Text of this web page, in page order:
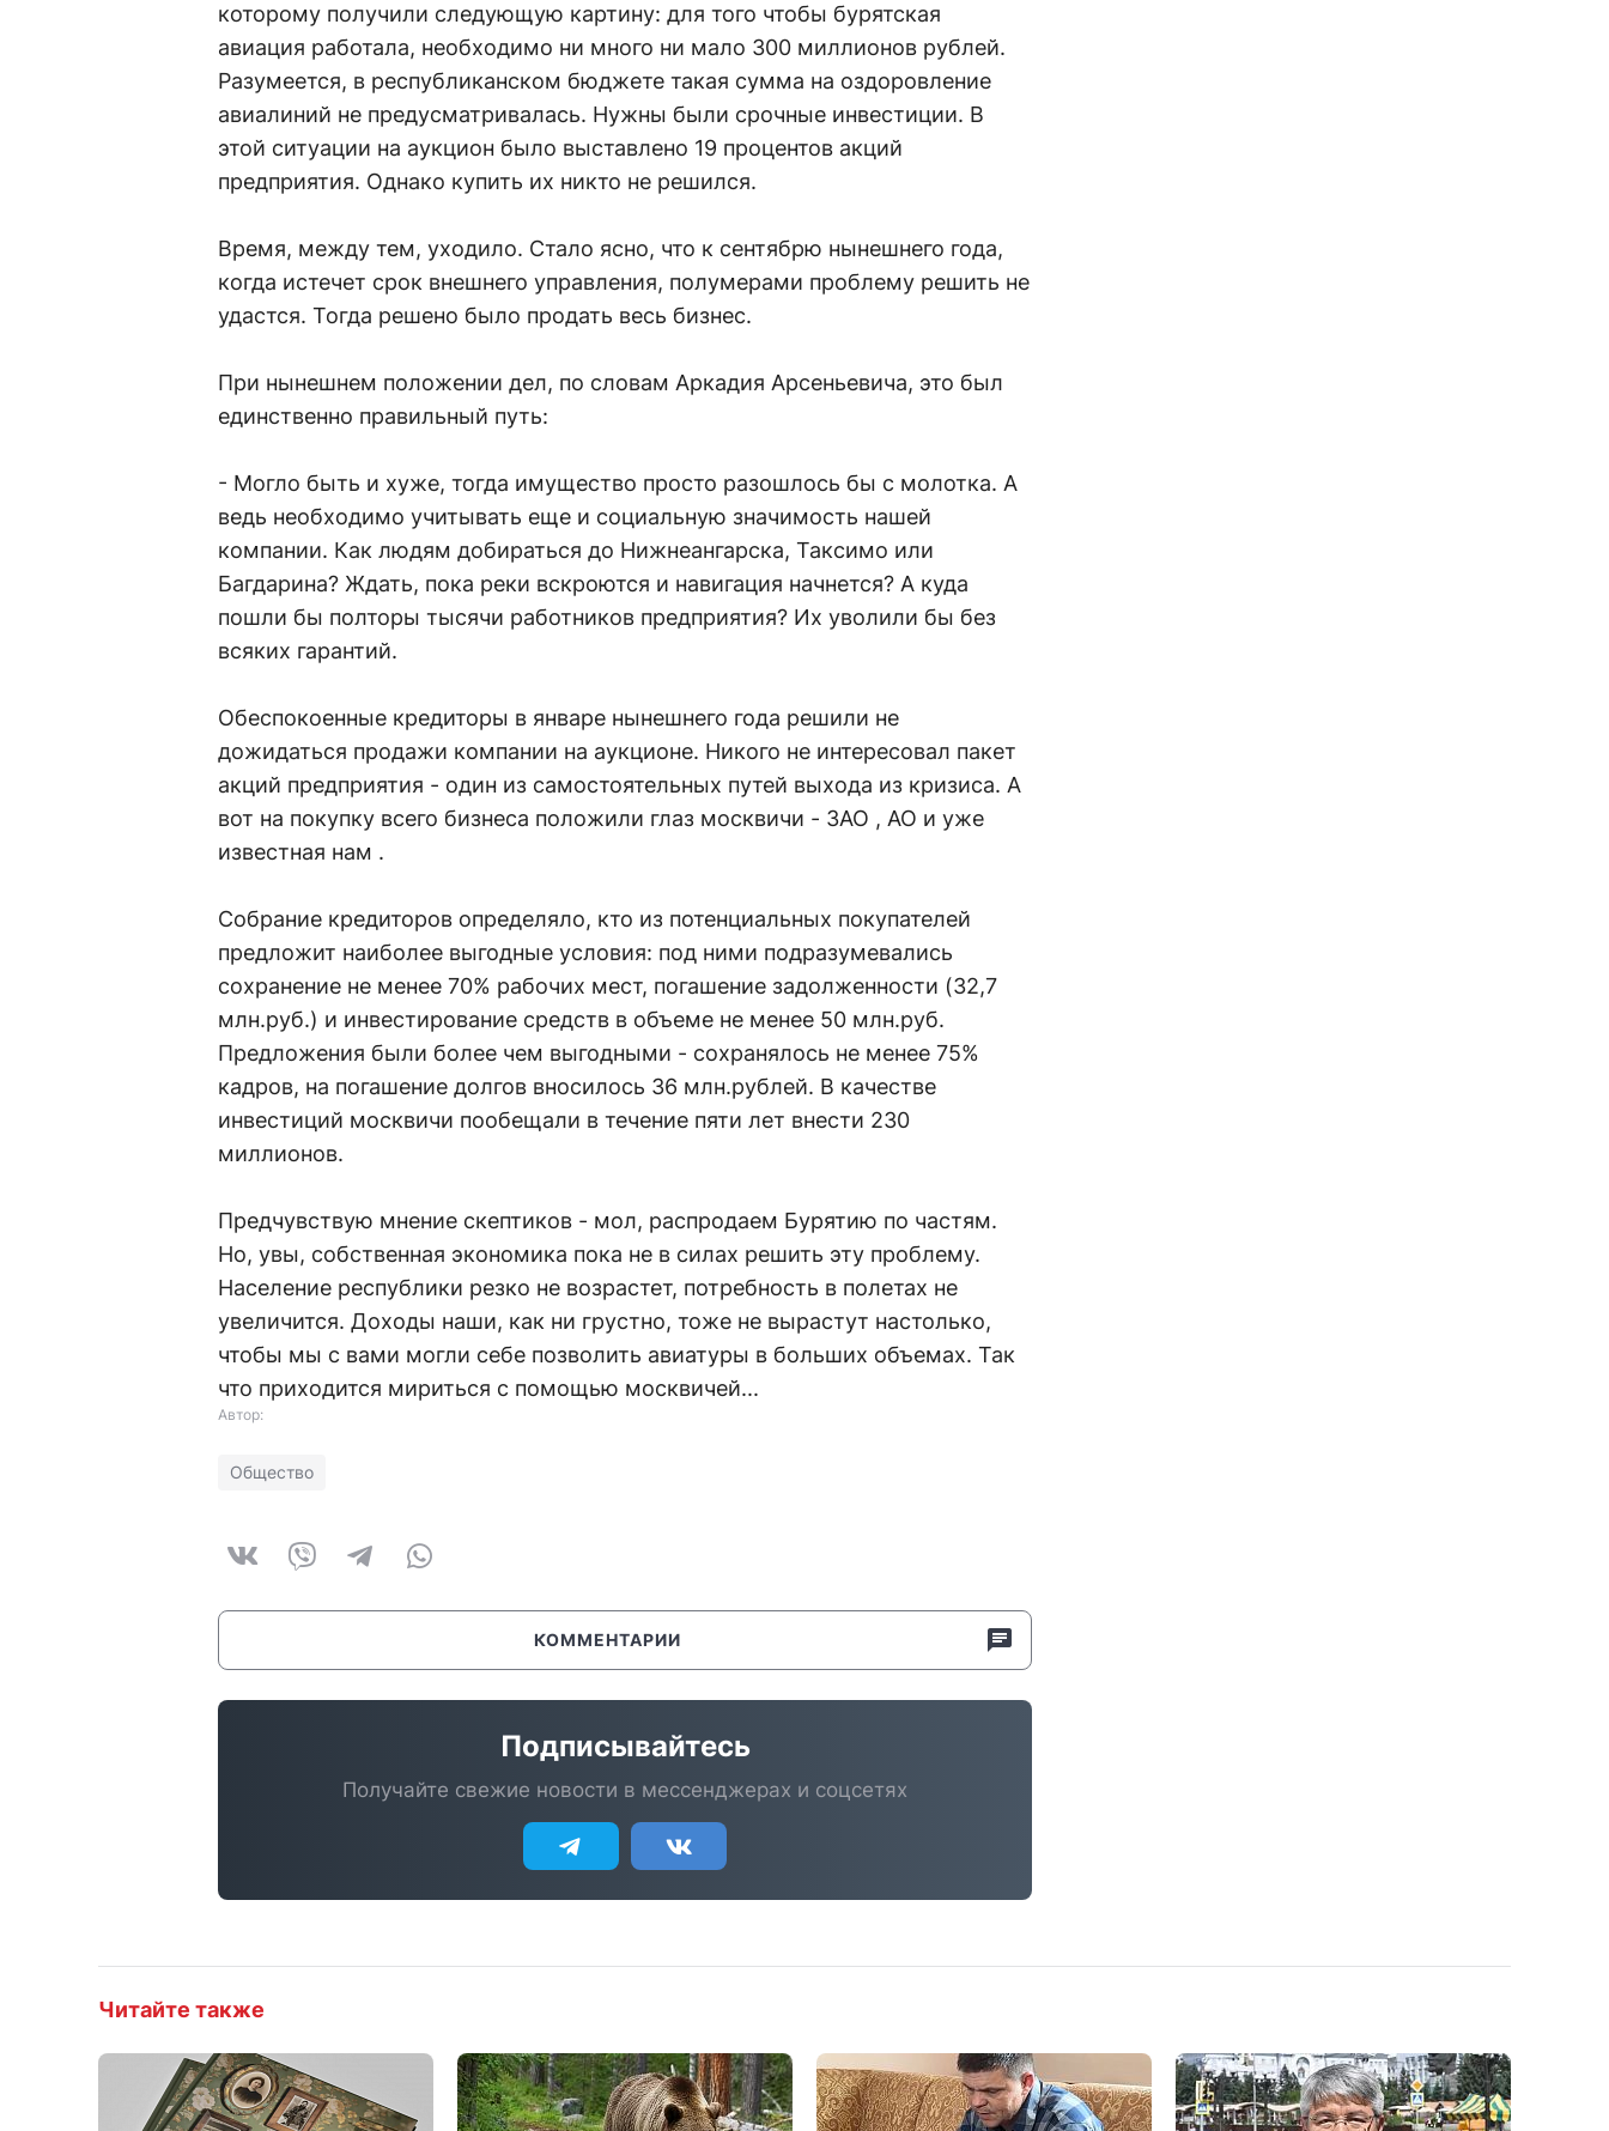
которому получили следующую картину: для того чтобы бурятская
авиация работала, необходимо ни много ни мало 300 миллионов рублей.
Разумеется, в республиканском бюджете такая сумма на оздоровление
авиалиний не предусматривалась. Нужны были срочные инвестиции. В
этой ситуации на аукцион было выставлено 19 процентов акций
предприятия. Однако купить их никто не решился.
Время, между тем, уходило. Стало ясно, что к сентябрю нынешнего года,
когда истечет срок внешнего управления, полумерами проблему решить не
удастся. Тогда решено было продать весь бизнес.
При нынешнем положении дел, по словам Аркадия Арсеньевича, это был
единственно правильный путь:
- Могло быть и хуже, тогда имущество просто разошлось бы с молотка. А
ведь необходимо учитывать еще и социальную значимость нашей
компании. Как людям добираться до Нижнеангарска, Таксимо или
Багдарина? Ждать, пока реки вскроются и навигация начнется? А куда
пошли бы полторы тысячи работников предприятия? Их уволили бы без
всяких гарантий.
Обеспокоенные кредиторы в январе нынешнего года решили не
дожидаться продажи компании на аукционе. Никого не интересовал пакет
акций предприятия - один из самостоятельных путей выхода из кризиса. А
вот на покупку всего бизнеса положили глаз москвичи - ЗАО , АО и уже
известная нам .
Собрание кредиторов определяло, кто из потенциальных покупателей
предложит наиболее выгодные условия: под ними подразумевались
сохранение не менее 70% рабочих мест, погашение задолженности (32,7
млн.руб.) и инвестирование средств в объеме не менее 50 млн.руб.
Предложения были более чем выгодными - сохранялось не менее 75%
кадров, на погашение долгов вносилось 36 млн.рублей. В качестве
инвестиций москвичи пообещали в течение пяти лет внести 230
миллионов.
Предчувствую мнение скептиков - мол, распродаем Бурятию по частям.
Но, увы, собственная экономика пока не в силах решить эту проблему.
Население республики резко не возрастет, потребность в полетах не
увеличится. Доходы наши, как ни грустно, тоже не вырастут настолько,
чтобы мы с вами могли себе позволить авиатуры в больших объемах. Так
что приходится мириться с помощью москвичей...
Автор:
Общество
КОММЕНТАРИИ
Подписывайтесь
Получайте свежие новости в мессенджерах и соцсетях
Читайте также